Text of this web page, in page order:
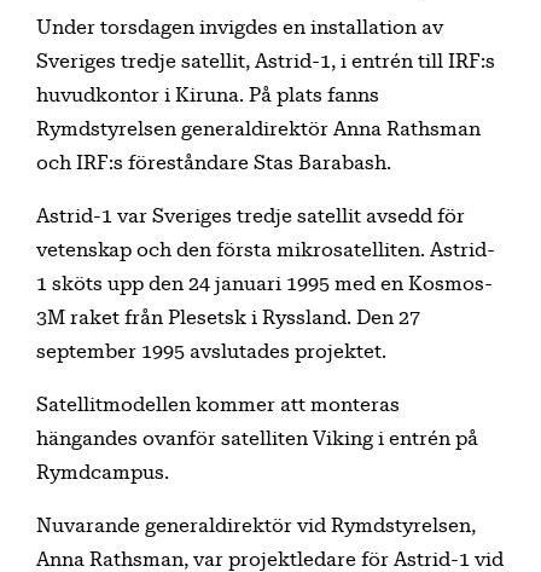
Under torsdagen invigdes en installation av
Sveriges tredje satellit, Astrid-1, i entrén till IRF:s
huvudkontor i Kiruna. På plats fanns
Rymdstyrelsen generaldirektör Anna Rathsman
och IRF:s föreståndare Stas Barabash.
Astrid-1 var Sveriges tredje satellit avsedd för
vetenskap och den första mikrosatelliten. Astrid-
1 sköts upp den 24 januari 1995 med en Kosmos-
3M raket från Plesetsk i Ryssland. Den 27
september 1995 avslutades projektet.
Satellitmodellen kommer att monteras
hängandes ovanför satelliten Viking i entrén på
Rymdcampus.
Nuvarande generaldirektör vid Rymdstyrelsen,
Anna Rathsman, var projektledare för Astrid-1 vid